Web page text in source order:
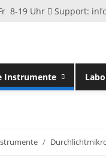
8-19 Uhr Support:
Instrumente